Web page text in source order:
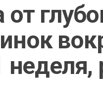
неделя,